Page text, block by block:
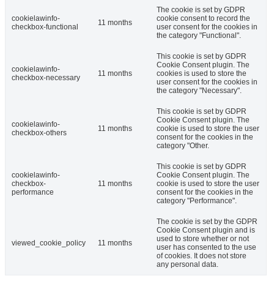
cookielawinfo-
checkbox-functional
11 months
The cookie is set by GDPR
cookie consent to record the
user consent for the cookies in
the category "Functional".
cookielawinfo-
checkbox-necessary
11 months
This cookie is set by GDPR
Cookie Consent plugin. The
cookies is used to store the
user consent for the cookies in
the category "Necessary".
cookielawinfo-
checkbox-others
11 months
This cookie is set by GDPR
Cookie Consent plugin. The
cookie is used to store the user
consent for the cookies in the
category "Other.
cookielawinfo-
checkbox-
performance
11 months
This cookie is set by GDPR
Cookie Consent plugin. The
cookie is used to store the user
consent for the cookies in the
category "Performance".
viewed_cookie_policy 11 months
The cookie is set by the GDPR
Cookie Consent plugin and is
used to store whether or not
user has consented to the use
of cookies. It does not store
any personal data.